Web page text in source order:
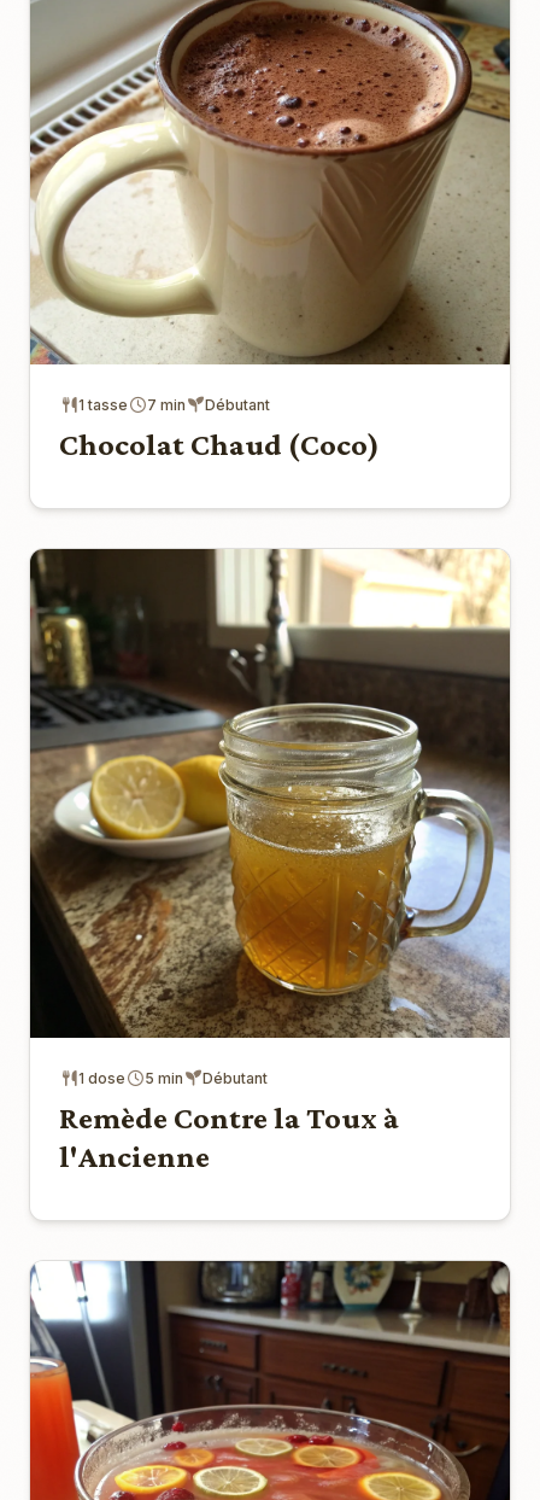
1 tasse 7 min Débutant
Chocolat Chaud (Coco)
1 dose 5 min Débutant
Remède Contre la Toux à
l'Ancienne